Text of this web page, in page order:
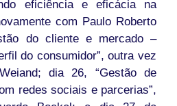
eficiência e eficácia na
com Paulo Roberto
do cliente e mercado –
do consumidor”, outra vez
dia 26, “Gestão de
redes sociais e parcerias”,